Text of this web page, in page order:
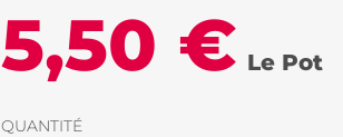
5,50 € Le Pot
QUANTITÉ